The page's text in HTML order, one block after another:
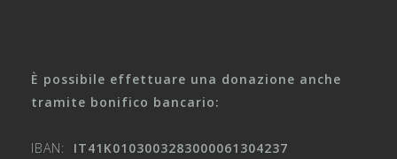
È possibile effettuare una donazione anche
tramite bonifico bancario:
IBAN: IT41K0103003283000061304237